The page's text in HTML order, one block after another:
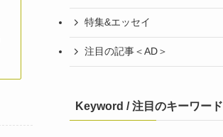
特集&エッセイ
注目の記事＜AD＞
Keyword / 注目のキーワード